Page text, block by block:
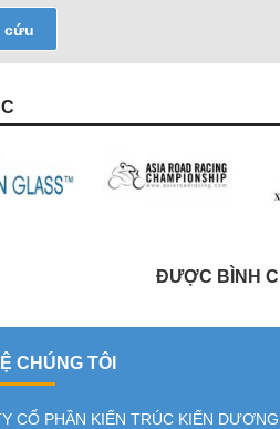
cứu
ĐƯỢC BÌNH
CHÚNG TÔI
CỔ PHẦN KIẾN TRÚC KIẾN DƯƠNG